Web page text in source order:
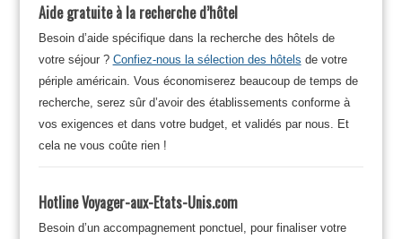
Aide gratuite à la recherche d’hôtel
Besoin d’aide spécifique dans la recherche des hôtels de
votre séjour ? Confiez-nous la sélection des hôtels de votre
périple américain. Vous économiserez beaucoup de temps de
recherche, serez sûr d’avoir des établissements conforme à
vos exigences et dans votre budget, et validés par nous. Et
cela ne vous coûte rien !
Hotline Voyager-aux-Etats-Unis.com
Besoin d’un accompagnement ponctuel, pour finaliser votre